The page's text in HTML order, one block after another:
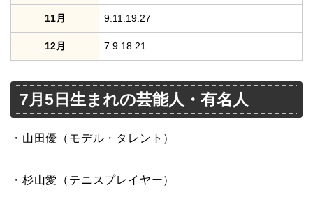
11月 9.11.19.27
12月 7.9.18.21
7月5日生まれの芸能人・有名人
・山田優（モデル・タレント）
・杉山愛（テニスプレイヤー）